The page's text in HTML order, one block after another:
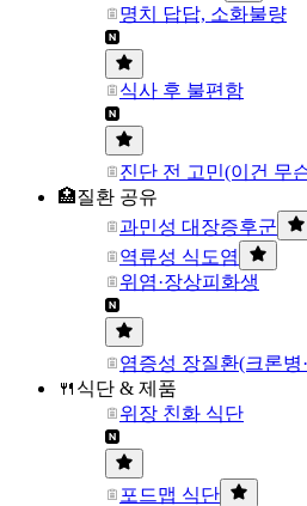
명치 답답, 소화불량
식사 후 불편함
진단 전 고민(이건 무
🏥질환 공유
과민성 대장증후군
역류성 식도염
위염·장상피화생
염증성 장질환(크론병
🍴식단 & 제품
위장 친화 식단
포드맵 식단